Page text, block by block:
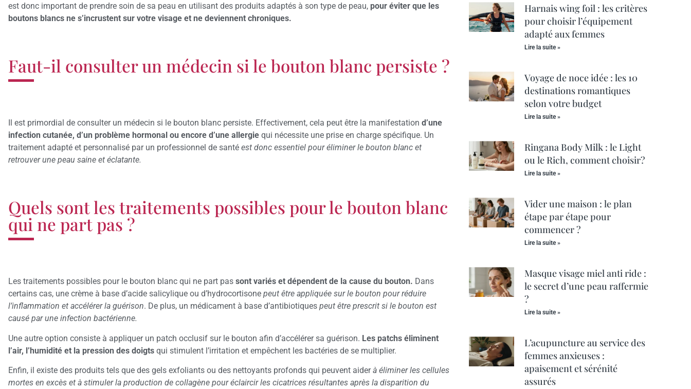
est donc important de prendre soin de sa peau en utilisant des produits adaptés à son type de peau, pour éviter que les
boutons blancs ne s’incrustent sur votre visage et ne deviennent chroniques.
Faut-il consulter un médecin si le bouton blanc persiste ?
Il est primordial de consulter un médecin si le bouton blanc persiste. Effectivement, cela peut être la manifestation d’une
infection cutanée, d’un problème hormonal ou encore d’une allergie qui nécessite une prise en charge spécifique. Un
traitement adapté et personnalisé par un professionnel de santé est donc essentiel pour éliminer le bouton blanc et
retrouver une peau saine et éclatante.
Quels sont les traitements possibles pour le bouton blanc
qui ne part pas ?
Les traitements possibles pour le bouton blanc qui ne part pas sont variés et dépendent de la cause du bouton. Dans
certains cas, une crème à base d’acide salicylique ou d’hydrocortisone peut être appliquée sur le bouton pour réduire
l’inflammation et accélérer la guérison. De plus, un médicament à base d’antibiotiques peut être prescrit si le bouton est
causé par une infection bactérienne.
Une autre option consiste à appliquer un patch occlusif sur le bouton afin d’accélérer sa guérison. Les patchs éliminent
l’air, l’humidité et la pression des doigts qui stimulent l’irritation et empêchent les bactéries de se multiplier.
Enfin, il existe des produits tels que des gels exfoliants ou des nettoyants profonds qui peuvent aiderà éliminer les cellules
mortes en excès et à stimuler la production de collagène pour éclaircir les cicatrices résultantes après la disparition du
Harnais wing foil : les critères
pour choisir l’équipement
adapté aux femmes
Lire la suite »
Voyage de noce idée : les 10
destinations romantiques
selon votre budget
Lire la suite »
Ringana Body Milk : le Light
ou le Rich, comment choisir?
Lire la suite »
Vider une maison : le plan
étape par étape pour
commencer ?
Lire la suite »
Masque visage miel anti ride :
le secret d’une peau raffermie
?
Lire la suite »
L’acupuncture au service des
femmes anxieuses :
apaisement et sérénité
assurés